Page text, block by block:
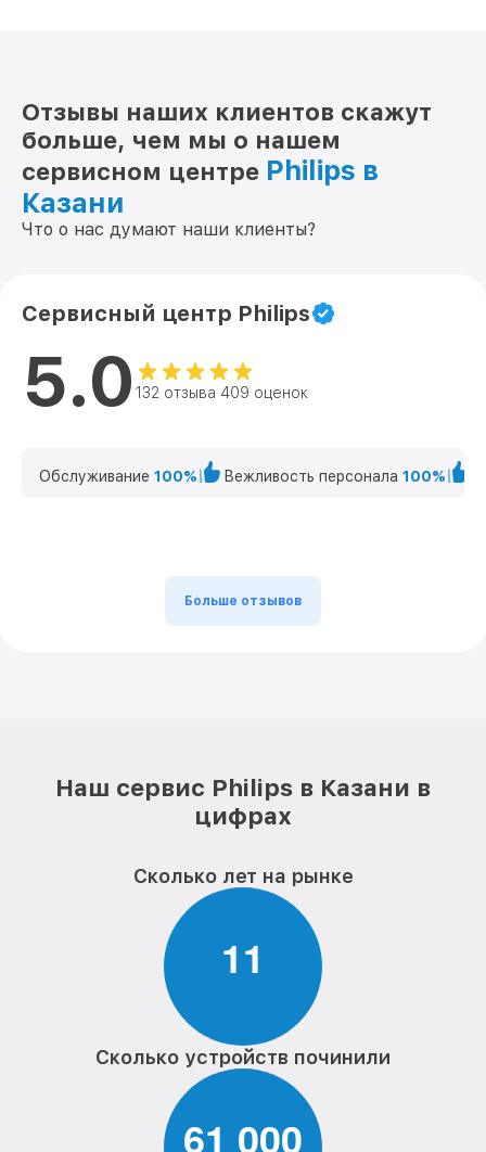
Отзывы наших клиентов скажут
больше, чем мы о нашем
сервисном центре Philips в
Казани
Что о нас думают наши клиенты?
Сервисный центр Philips
5.0 132 отзыва 409 оценок
Обслуживание 100% Вежливость персонала 100%
Больше отзывов
Наш сервис Philips в Казани в
цифрах
Сколько лет на рынке
11
Сколько устройств починили
61 000